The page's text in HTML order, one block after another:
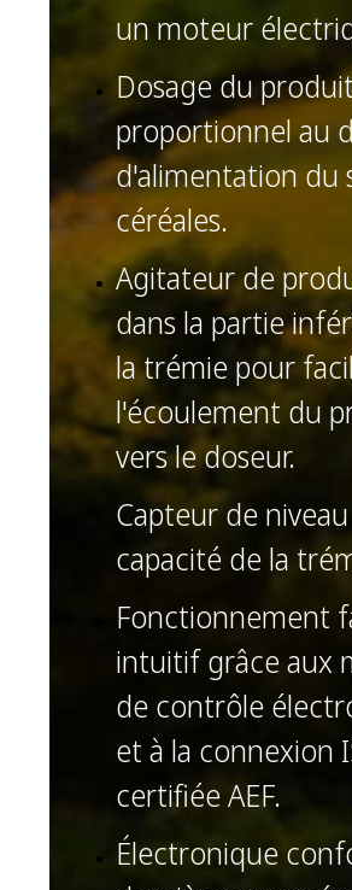
un moteur
Dosage du produit
proportionnel au
d'alimentation du
céréales.
Agitateur de
dans la partie
la trémie pour
l'écoulement du
vers le doseur.
Capteur de
capacité de la
Fonctionnement
intuitif grâce aux
de contrôle
et à la connexion
certifiée AEF.
Électronique